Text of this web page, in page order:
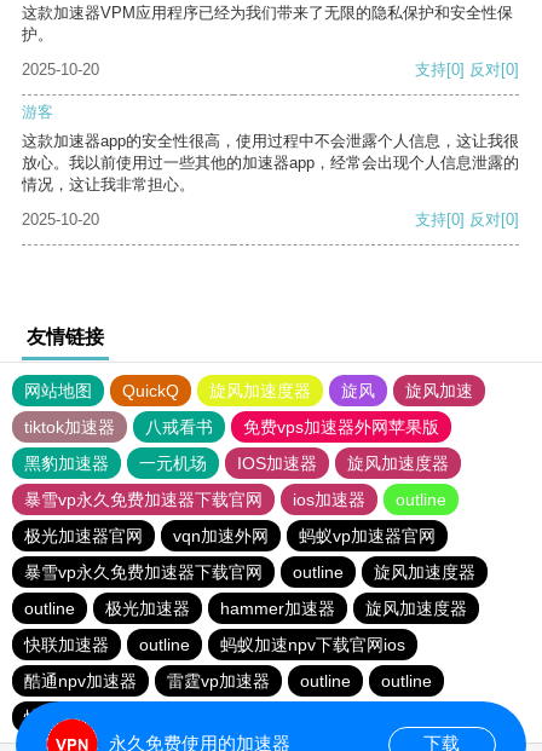
这款加速器VPM应用程序已经为我们带来了无限的隐私保护和安全性保
护。
2025-10-20
支持[0] 反对[0]
游客
这款加速器app的安全性很高，使用过程中不会泄露个人信息，这让我很
放心。我以前使用过一些其他的加速器app，经常会出现个人信息泄露的
情况，这让我非常担心。
2025-10-20
支持[0] 反对[0]
友情链接
网站地图 QuickQ 旋风加速度器 旋风
旋风加速
tiktok加速器
八戒看书
免费vps加速器外网苹果版
黑豹加速器
一元机场 IOS加速器
旋风加速度器
暴雪vp永久免费加速器下载官网
ios加速器
outline
极光加速器官网
vqn加速外网
蚂蚁vp加速器官网
暴雪vp永久免费加速器下载官网
outline
旋风加速度器
outline
极光加速器 hammer加速器
旋风加速度器
快联加速器
outline
蚂蚁加速npv下载官网ios
酷通npv加速器
雷霆vp加速器 outline
outline
快连加速器app
永久免费使用的加速器 下载